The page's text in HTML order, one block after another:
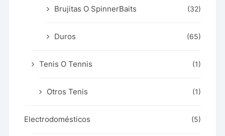
Brujitas O SpinnerBaits (32)
Duros (65)
Tenis O Tennis (1)
Otros Tenis (1)
Electrodomésticos (5)